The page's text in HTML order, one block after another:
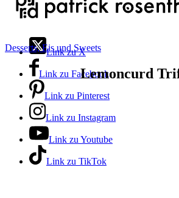
Link zu X
Link zu Facebook
Link zu Pinterest
Link zu Instagram
Link zu Youtube
Link zu TikTok
Desserts, Eis und Sweets
Lemoncurd